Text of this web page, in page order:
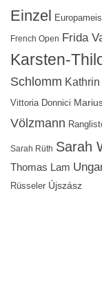
Einzel
French Open Frida
Karsten-
Schlomm
Vittoria Donnici
Völzmann
Sarah Rüth Sarah
Thomas Lam
Rüsseler Újszász